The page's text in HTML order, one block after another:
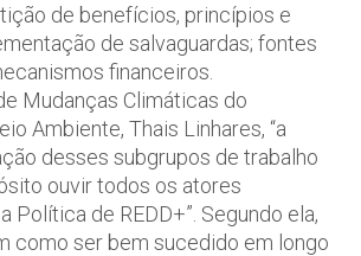
de benefícios, princípios e
de salvaguardas; fontes
financeiros.
Mudanças Climáticas do
Ambiente, Thais Linhares, “a
desses subgrupos de trabalho
ouvir todos os atores
Política de REDD+”. Segundo ela,
como ser bem sucedido em longo